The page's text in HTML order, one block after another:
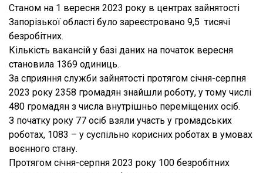
Станом на 1 вересня 2023 року в центрах зайнятості
Запорізької області було зареєстровано 9,5 тисячі
безробітних.
Кількість вакансій у базі даних на початок вересня
становила 1369 одиниць.
За сприяння служби зайнятості протягом січня-серпня
2023 року 2358 громадян знайшли роботу, у тому числі
480 громадян з числа внутрішньо переміщених осіб.
З початку року 77 осіб взяли участь у громадських
роботах, 1083 – у суспільно корисних роботах в умовах
воєнного стану.
Протягом січня-серпня 2023 року 100 безробітних